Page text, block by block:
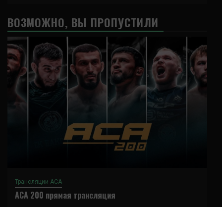
ВОЗМОЖНО, ВЫ ПРОПУСТИЛИ
Трансляции ACA
ACA 200 прямая трансляция